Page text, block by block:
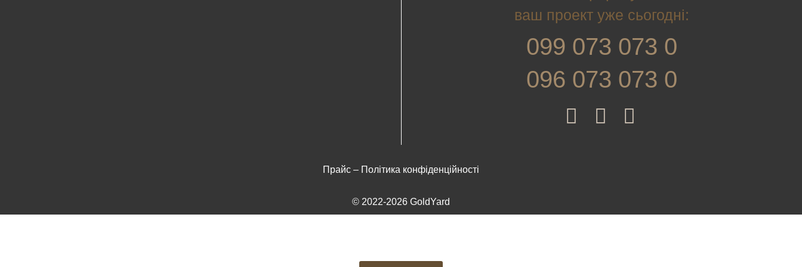
ваш проект уже сьогодні:
099 073 073 0
096 073 073 0
Прайс – Політика конфіденційності
© 2022-2026 GoldYard